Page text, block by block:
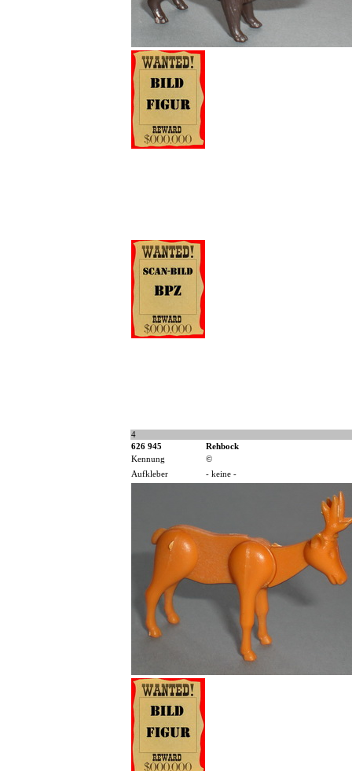
4
626 945
Rehbock
Kennung
©
Aufkleber
- keine -